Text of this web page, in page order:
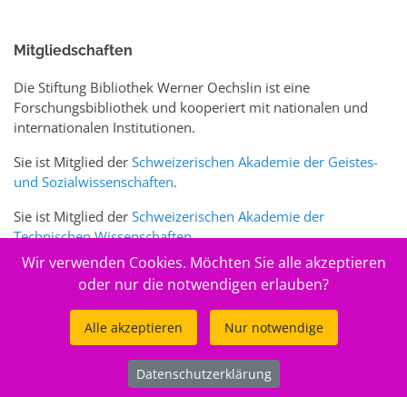
Mitgliedschaften
Die Stiftung Bibliothek Werner Oechslin ist eine
Forschungsbibliothek und kooperiert mit nationalen und
internationalen Institutionen.
Sie ist Mitglied der Schweizerischen Akademie der Geistes-
und Sozialwissenschaften.
Sie ist Mitglied der Schweizerischen Akademie der
Technischen Wissenschaften.
Sie ist zudem Mitglied des Schweizer Portalswww.sciences-
Stiftung Bibliothek Werner Oechslin
Wir verwenden Cookies. Möchten Sie alle akzeptieren
oder nur die notwendigen erlauben?
Alle akzeptieren Nur notwendige
Datenschutzerklärung